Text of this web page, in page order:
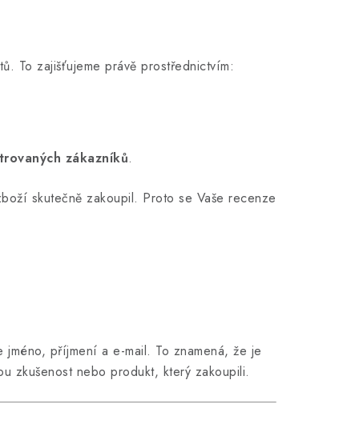
To zajišťujeme právě prostřednictvím:
zákazníků.
skutečně zakoupil. Proto se Vaše recenze
příjmení a e-mail. To znamená, že je
zkušenost nebo produkt, který zakoupili.